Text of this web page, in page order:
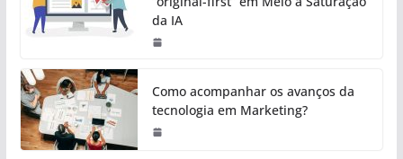
da IA
Como acompanhar os avanços da
tecnologia em Marketing?